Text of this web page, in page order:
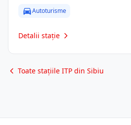
Autoturisme
Detalii stație
Toate stațiile ITP din Sibiu